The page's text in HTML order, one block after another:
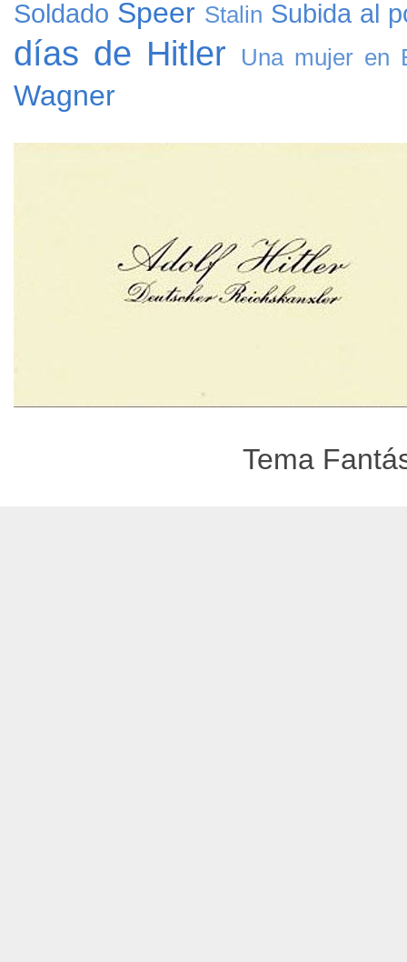
Soldado Speer Stalin Subida al
días de Hitler Una mujer en
Wagner
Tema